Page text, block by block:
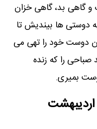
گاهی بد، گاهی خزان
دوستی ها بیندیش تا
دوست خود را تهی می
را که زنده
بمیری.